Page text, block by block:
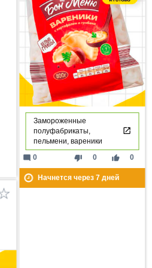
Замороженные
полуфабрикаты,
пельмени, вареники
thumb_down 0 thumb_up 0
mode_comment 0
Начнется через 7дней